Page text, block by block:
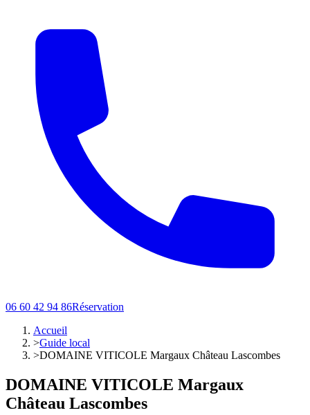
06 60 42 94 86Réservation
Accueil
>Guide local
>DOMAINE VITICOLE Margaux Château Lascombes
DOMAINE VITICOLE Margaux
Château Lascombes